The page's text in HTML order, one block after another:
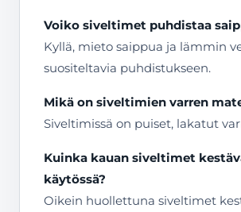
Voiko siveltimet puhdistaa
Kyllä, mieto saippua ja lämmin
suositeltavia puhdistukseen.
Mikä on siveltimien varren
Siveltimissä on puiset, lakatut
Kuinka kauan siveltimet
käytössä?
Oikein huollettuna siveltimet